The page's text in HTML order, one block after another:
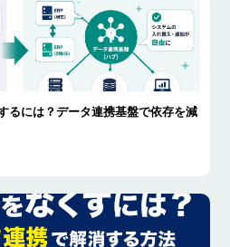
るには？データ連携基盤で依存を減